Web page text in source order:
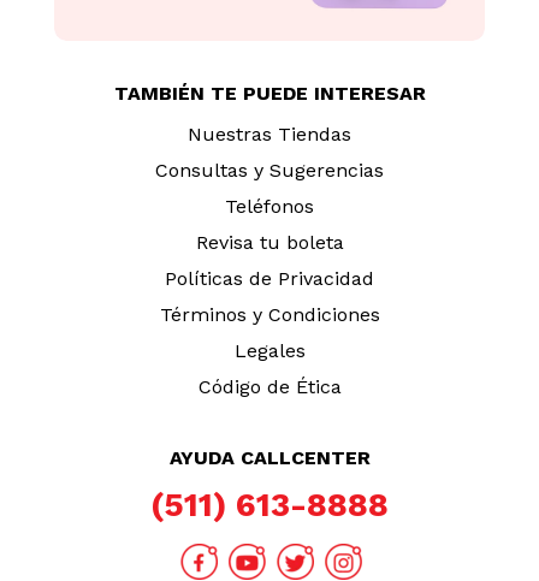
TAMBIÉN TE PUEDE INTERESAR
Nuestras Tiendas
Consultas y Sugerencias
Teléfonos
Revisa tu boleta
Políticas de Privacidad
Términos y Condiciones
Legales
Código de Ética
AYUDA CALLCENTER
(511) 613-8888